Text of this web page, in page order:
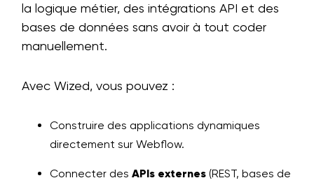
la logique métier, des intégrations API et des
bases de données sans avoir à tout coder
manuellement.
Avec Wized, vous pouvez :
Construire des applications dynamiques
directement sur Webflow.
Connecter des APIs externes (REST, bases de